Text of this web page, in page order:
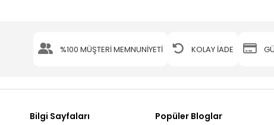
%100 MÜŞTERİ MEMNUNİYETİ KOLAY İADE
Bilgi Sayfaları
Popüler Bloglar